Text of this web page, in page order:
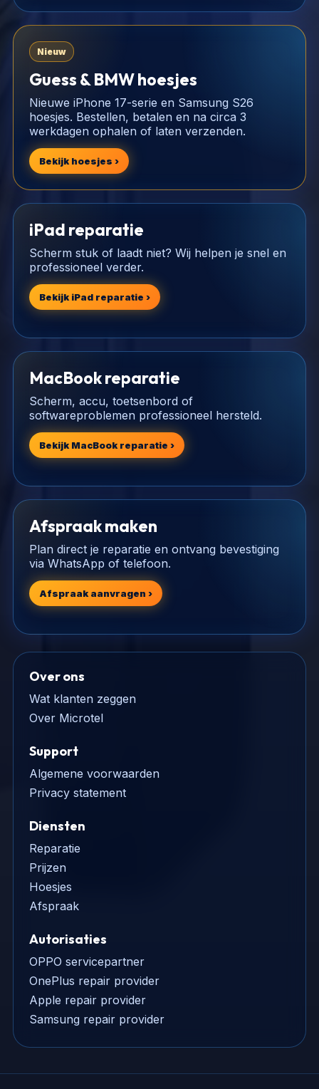
Nieuw
Guess & BMW hoesjes
Nieuwe iPhone 17-serie en Samsung S26
hoesjes. Bestellen, betalen en na circa 3
werkdagen ophalen of laten verzenden.
Bekijk hoesjes ›
iPad reparatie
Scherm stuk of laadt niet? Wij helpen je snel en
professioneel verder.
Bekijk iPad reparatie ›
MacBook reparatie
Scherm, accu, toetsenbord of
softwareproblemen professioneel hersteld.
Bekijk MacBook reparatie ›
Afspraak maken
Plan direct je reparatie en ontvang bevestiging
via WhatsApp of telefoon.
Afspraak aanvragen ›
Over ons
Wat klanten zeggen
Over Microtel
Support
Algemene voorwaarden
Privacy statement
Diensten
Reparatie
Prijzen
Hoesjes
Afspraak
Autorisaties
OPPO servicepartner
OnePlus repair provider
Apple repair provider
Samsung repair provider